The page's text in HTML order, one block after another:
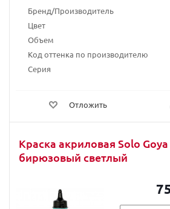
Бренд/Производитель
Цвет
Объем
Код оттенка по производителю
Серия
Отложить
Краска акриловая Solo
бирюзовый светлый